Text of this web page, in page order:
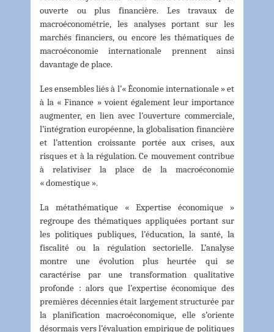
ouverte ou plus financière. Les travaux de
macroéconométrie, les analyses portant sur les
marchés financiers, ou encore les thématiques de
macroéconomie internationale prennent ainsi
davantage de place.
Les ensembles liés à l’« Économie internationale » et
à la « Finance » voient également leur importance
augmenter, en lien avec l’ouverture commerciale,
l’intégration européenne, la globalisation financière
et l’attention croissante portée aux crises, aux
risques et à la régulation. Ce mouvement contribue
à relativiser la place de la macroéconomie
« domestique ».
La métathématique « Expertise économique »
regroupe des thématiques appliquées portant sur
les politiques publiques, l’éducation, la santé, la
fiscalité ou la régulation sectorielle. L’analyse
montre une évolution plus heurtée qui se
caractérise par une transformation qualitative
profonde : alors que l’expertise économique des
premières décennies était largement structurée par
la planification macroéconomique, elle s’oriente
désormais vers l’évaluation empirique de politiques